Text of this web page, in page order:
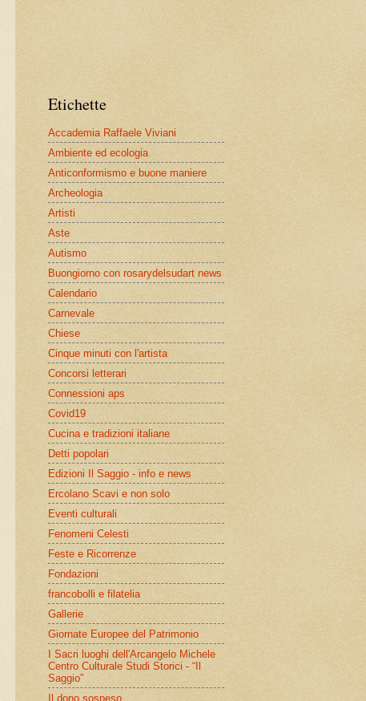
Etichette
Accademia Raffaele Viviani
Ambiente ed ecologia
Anticonformismo e buone maniere
Archeologia
Artisti
Aste
Autismo
Buongiorno con rosarydelsudart news
Calendario
Carnevale
Chiese
Cinque minuti con l'artista
Concorsi letterari
Connessioni aps
Covid19
Cucina e tradizioni italiane
Detti popolari
Edizioni Il Saggio - info e news
Ercolano Scavi e non solo
Eventi culturali
Fenomeni Celesti
Feste e Ricorrenze
Fondazioni
francobolli e filatelia
Gallerie
Giornate Europee del Patrimonio
I Sacri luoghi dell'Arcangelo Michele
Centro Culturale Studi Storici - “Il
Saggio”
Il dono sospeso